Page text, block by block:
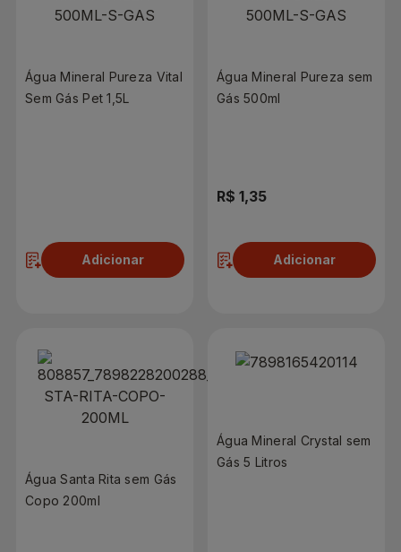
Água Mineral Pureza Vital
Sem Gás Pet 1,5L
Adicionar
Água Mineral Pureza sem
Gás 500ml
R$ 1,35
Adicionar
Água Santa Rita sem Gás
Copo 200ml
Água Mineral Crystal sem
Gás 5 Litros